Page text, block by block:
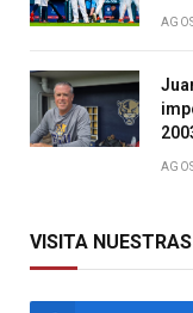
VISITA